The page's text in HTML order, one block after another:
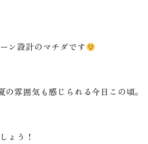
ン設計のマチダです
雰囲気も感じられる今日この頃。
ょう！